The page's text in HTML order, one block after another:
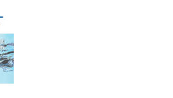
I. Đôi điều về xử lý nước thải ...
OILCOL giám sát chất lượng dầu
tản nhiệ...